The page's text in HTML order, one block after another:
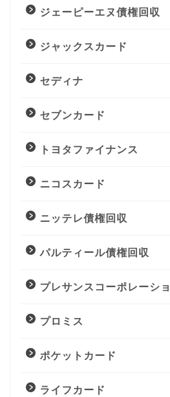
ジェーピーエヌ債権回収
ジャックスカード
セディナ
セブンカード
トヨタファイナンス
ニコスカード
ニッテレ債権回収
パルティール債権回収
プレサンスコーポレーシ
プロミス
ポケットカード
ライフカード